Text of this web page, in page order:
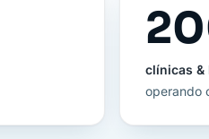
clínicas &
operando